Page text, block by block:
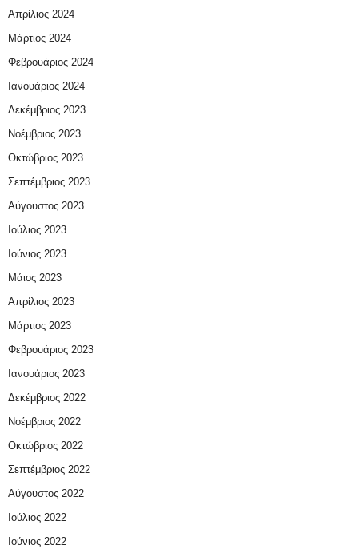
Απρίλιος 2024
Μάρτιος 2024
Φεβρουάριος 2024
Ιανουάριος 2024
Δεκέμβριος 2023
Νοέμβριος 2023
Οκτώβριος 2023
Σεπτέμβριος 2023
Αύγουστος 2023
Ιούλιος 2023
Ιούνιος 2023
Μάιος 2023
Απρίλιος 2023
Μάρτιος 2023
Φεβρουάριος 2023
Ιανουάριος 2023
Δεκέμβριος 2022
Νοέμβριος 2022
Οκτώβριος 2022
Σεπτέμβριος 2022
Αύγουστος 2022
Ιούλιος 2022
Ιούνιος 2022